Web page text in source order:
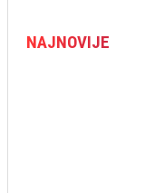
NAJNOVIJE